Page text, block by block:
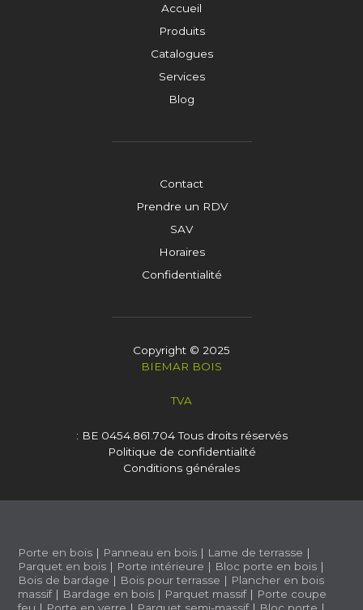
Accueil
Produits
Catalogues
Services
Blog
Contact
Prendre un RDV
SAV
Horaires
Confidentialité
Copyright © 2025
BIEMAR BOIS
TVA
: BE 0454.861.704Tous droits réservés
Politique de confidentialité
Conditions générales
Porte en bois | Panneau en bois | Lame de terrasse |
Parquet en bois | Porte intérieure | Bloc porte en bois |
Bois de bardage | Bois pour terrasse | Plancher en bois
massif| Bardage en bois | Parquet massif| Porte coupe
feu | Porte en verre | Parquet semi-massif| Bloc porte |